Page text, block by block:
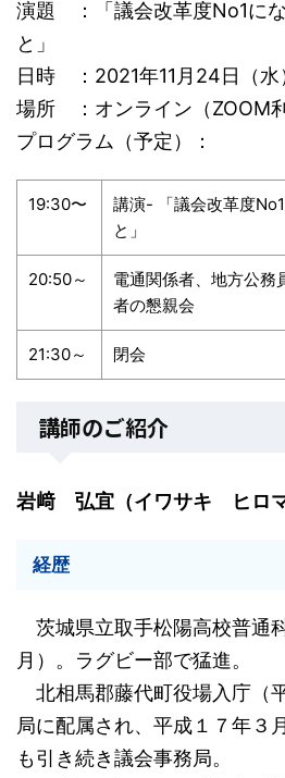
演題 ：「議会改革度No1に
と」
日時 ：2021年11月24日（水
場所 ：オンライン（ZOOM利
プログラム（予定）：
19:30〜
講演- 「議会改革度
と」
20:50～
電通関係者、地方公務
者の懇親会
21:30～ 閉会
講師のご紹介
岩﨑 弘宜（イワサキ ヒロ
経歴
茨城県立取手松陽高校普通
月）。ラグビー部で猛進。
北相馬郡藤代町役場入庁（
局に配属され、平成１７年３
も引き続き議会事務局。